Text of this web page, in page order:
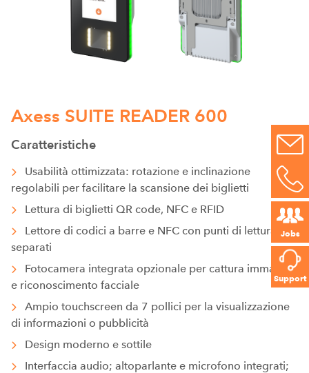
Jobs
Support
Axess SUITE READER 600
Caratteristiche
Usabilità ottimizzata: rotazione e inclinazione
regolabili per facilitare la scansione dei biglietti
Lettura di biglietti QR code, NFC e RFID
Lettore di codici a barre e NFC con punti di lettura
separati
Fotocamera integrata opzionale per cattura immagini
e riconoscimento facciale
Ampio touchscreen da 7 pollici per la visualizzazione
di informazioni o pubblicità
Design moderno e sottile
Interfaccia audio; altoparlante e microfono integrati;